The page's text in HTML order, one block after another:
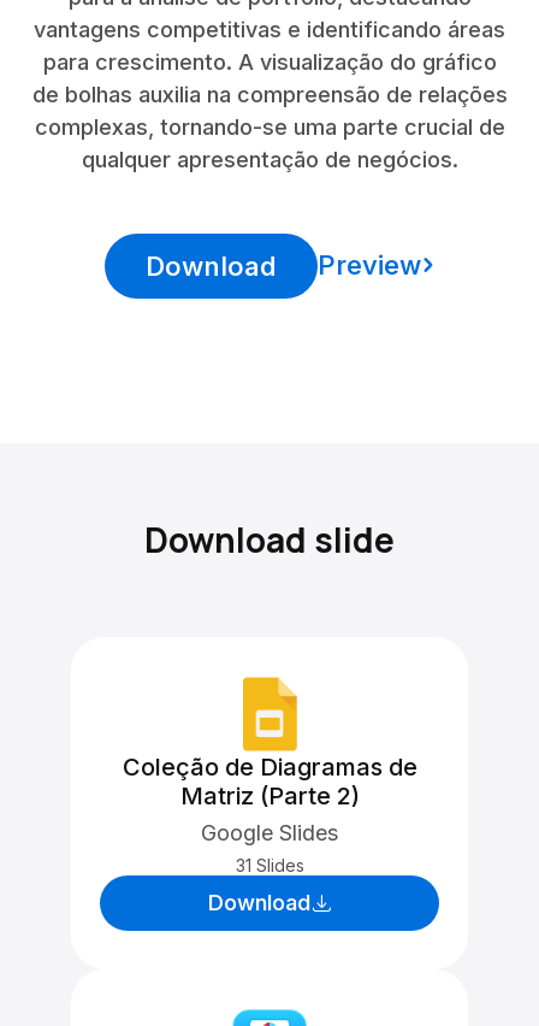
vantagens competitivas e identificando áreas
para crescimento. A visualização do gráfico
de bolhas auxilia na compreensão de relações
complexas, tornando-se uma parte crucial de
qualquer apresentação de negócios.
Download Preview
Download slide
Coleção de Diagramas de
Matriz (Parte 2)
Google Slides
31 Slides
Download